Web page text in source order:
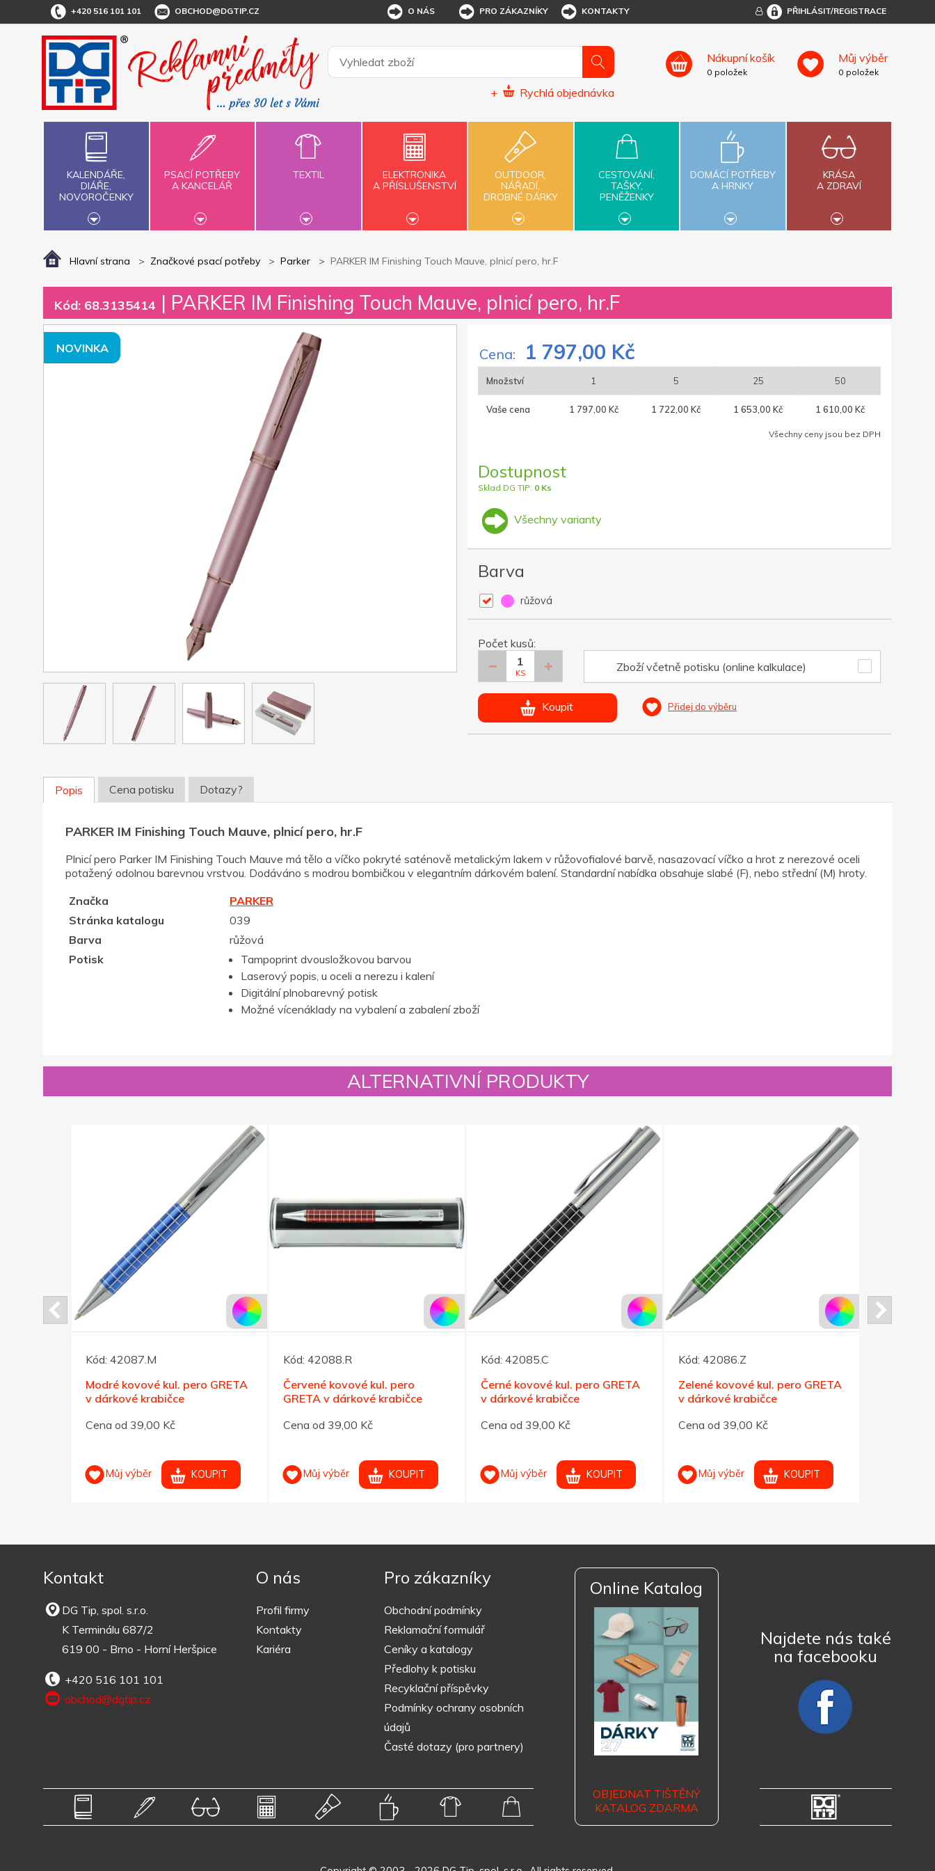
+420 516 101 101 OBCHOD@DGTIP.CZ O NÁS PRO ZÁKAZNÍKY KONTAKTY PŘIHLÁSIT/REGISTRACE
+ Rychlá objednávka
Nákupní košík
0 položek
Můj výběr
0 položek
KALENDÁŘE,
DIÁŘE,
NOVOROČENKY
PSACÍ POTŘEBY
A KANCELÁŘ
TEXTIL
ELEKTRONIKA
A PŘÍSLUŠENSTVÍ
OUTDOOR,
NÁŘADÍ,
DROBNÉ DÁRKY
CESTOVÁNÍ,
TAŠKY,
PENĚŽENKY
DOMÁCÍ POTŘEBY
A HRNKY
KRÁSA
A ZDRAVÍ
Hlavní strana Značkové psací potřeby Parker PARKER IM Finishing Touch Mauve, plnicí pero, hr.F
Kód: 68.3135414 | PARKER IM Finishing Touch Mauve, plnicí pero, hr.F
NOVINKA Cena: 1 797,00 Kč
Množství 1 5 25 50
Vaše cena 1 797,00 Kč 1 722,00 Kč 1 653,00 Kč 1 610,00 Kč
Všechny ceny jsou bez DPH
Dostupnost
Sklad DG TIP: 0 Ks
Všechny varianty
Barva
růžová
Počet kusů:
KS Zboží včetně potisku (online kalkulace)
Koupit Přidej do výběru
Popis Cena potisku Dotazy?
PARKER IM Finishing Touch Mauve, plnicí pero, hr.F
Plnicí pero Parker IM Finishing Touch Mauve má tělo a víčko pokryté saténově metalickým lakem v růžovofialové barvě, nasazovací víčko a hrot z nerezové oceli
potažený odolnou barevnou vrstvou. Dodáváno s modrou bombičkou v elegantním dárkovém balení. Standardní nabídka obsahuje slabé (F), nebo střední (M) hroty.
Značka
PARKER
Stránka katalogu
039
Barva
růžová
Potisk
Tampoprint dvousložkovou barvou
Laserový popis, u oceli a nerezu i kalení
Digitální plnobarevný potisk
Možné vícenáklady na vybalení a zabalení zboží
ALTERNATIVNÍ PRODUKTY
Kód: 42087.M
Modré kovové kul. pero GRETA
v dárkové krabičce
Cena od 39,00 Kč
Můj výběr KOUPIT
Kód: 42088.R
Červené kovové kul. pero
GRETA v dárkové krabičce
Cena od 39,00 Kč
Můj výběr KOUPIT
Kód: 42085.C
Černé kovové kul. pero GRETA
v dárkové krabičce
Cena od 39,00 Kč
Můj výběr KOUPIT
Kód: 42086.Z
Zelené kovové kul. pero GRETA
v dárkové krabičce
Cena od 39,00 Kč
Můj výběr KOUPIT
Kontakt
DG Tip, spol. s.r.o.
K Terminálu 687/2
619 00 - Brno - Horní Heršpice
+420 516 101 101
obchod@dgtip.cz
O nás
Profil firmy
Kontakty
Kariéra
Pro zákazníky
Obchodní podmínky
Reklamační formulář
Ceníky a katalogy
Předlohy k potisku
Recyklační příspěvky
Podmínky ochrany osobních
údajů
Časté dotazy (pro partnery)
Online Katalog
OBJEDNAT TIŠTĚNÝ
KATALOG ZDARMA
Najdete nás také
na facebooku